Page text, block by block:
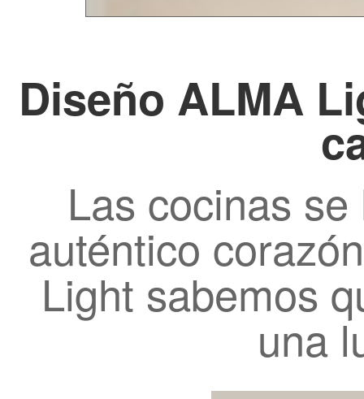
Diseño ALMA
Las cocinas
auténtico
Light sabemos
una